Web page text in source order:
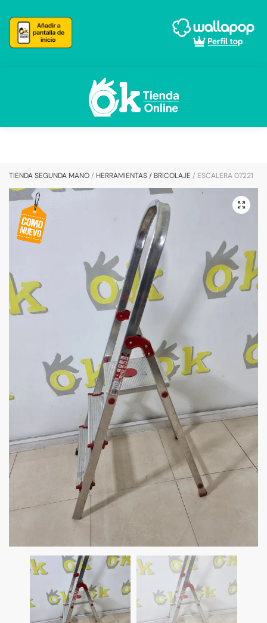
navigation
content
TIENDA SEGUNDA MANO/ HERRAMIENTAS / BRICOLAJE / ESCALERA 07221